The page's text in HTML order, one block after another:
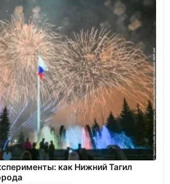
как Нижний Тагил